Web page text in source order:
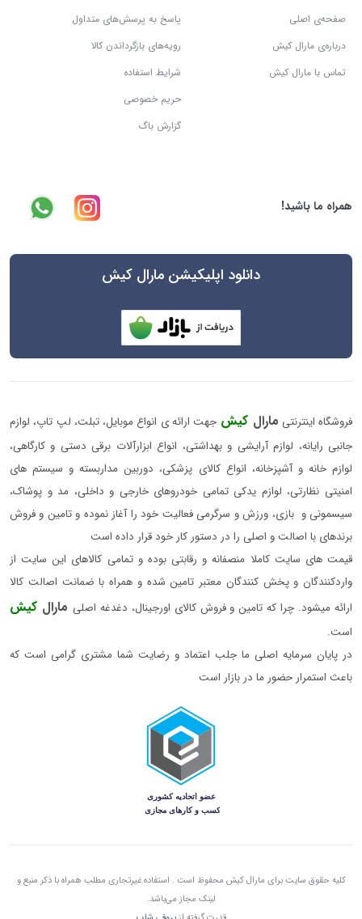
صفحه‌ی اصلی
درباره‌ی مارال کیش
تماس با مارال کیش
پاسخ به پرسش‌های متداول
رویه‌های بازگرداندن کالا
شرایط استفاده
حریم خصوصی
گزارش باگ
همراه ما باشید!
دانلود اپلیکیشن مارال کیش
فروشگاه اینترنتی مارال کیش جهت ارائه ی انواع موبایل، تبلت، لپ تاپ، لوازم
جانبی رایانه، لوازم آرایشی و بهداشتی، انواع ابزارآلات برقی دستی و کارگاهی،
لوازم خانه و آشپزخانه، انواع کالای پزشکی، دوربین مداربسته و سیستم های
امنیتی نظارتی، لوازم یدکی تمامی خودروهای خارجی و داخلی، مد و پوشاک،
سیسمونی و بازی، ورزش و سرگرمی فعالیت خود را آغاز نموده و تامین و فروش
برندهای با اصالت و اصلی را در دستور کار خود قرار داده است
قیمت های سایت کاملا منصفانه و رقابتی بوده و تمامی کالاهای این سایت از
واردکنندگان و پخش کنندگان معتبر تامین شده و همراه با ضمانت اصالت کالا
ارائه میشود. چرا که تامین و فروش کالای اورجینال، دغدغه اصلی مارال کیش
است.
در پایان سرمایه اصلی ما جلب اعتماد و رضایت شما مشتری گرامی است که
باعث استمرار حضور ما در بازار است
کلیه حقوق سایت برای مارال کیش محفوظ است . استفاده غیرتجاری مطلب همراه با ذکر منبع و
لینک مجاز می‌باشد.